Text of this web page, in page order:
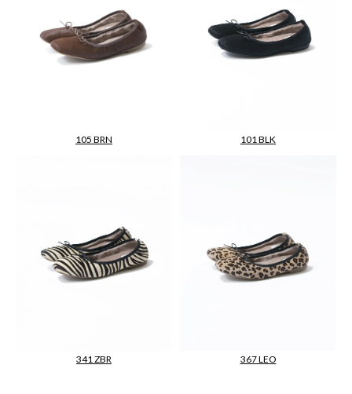
105 BRN 101 BLK
341 ZBR 367 LEO